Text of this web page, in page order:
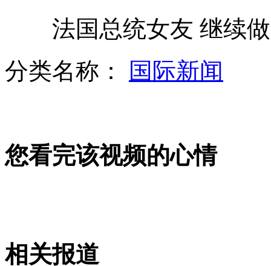
"食脸魔"女友公开现身称男友很温和
桶装矿泉水变绿 商家称"很正常"
法国总统女友 继续做
分类名称：
国际新闻
您看完该视频的心情
相关报道